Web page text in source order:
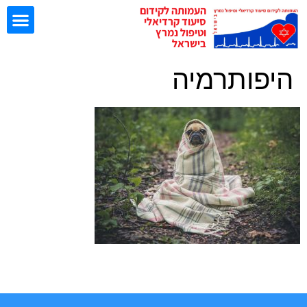
העמותה לקידום
סיעוד קרדיאלי
וטיפול נמרץ
בישראל
היפותרמיה